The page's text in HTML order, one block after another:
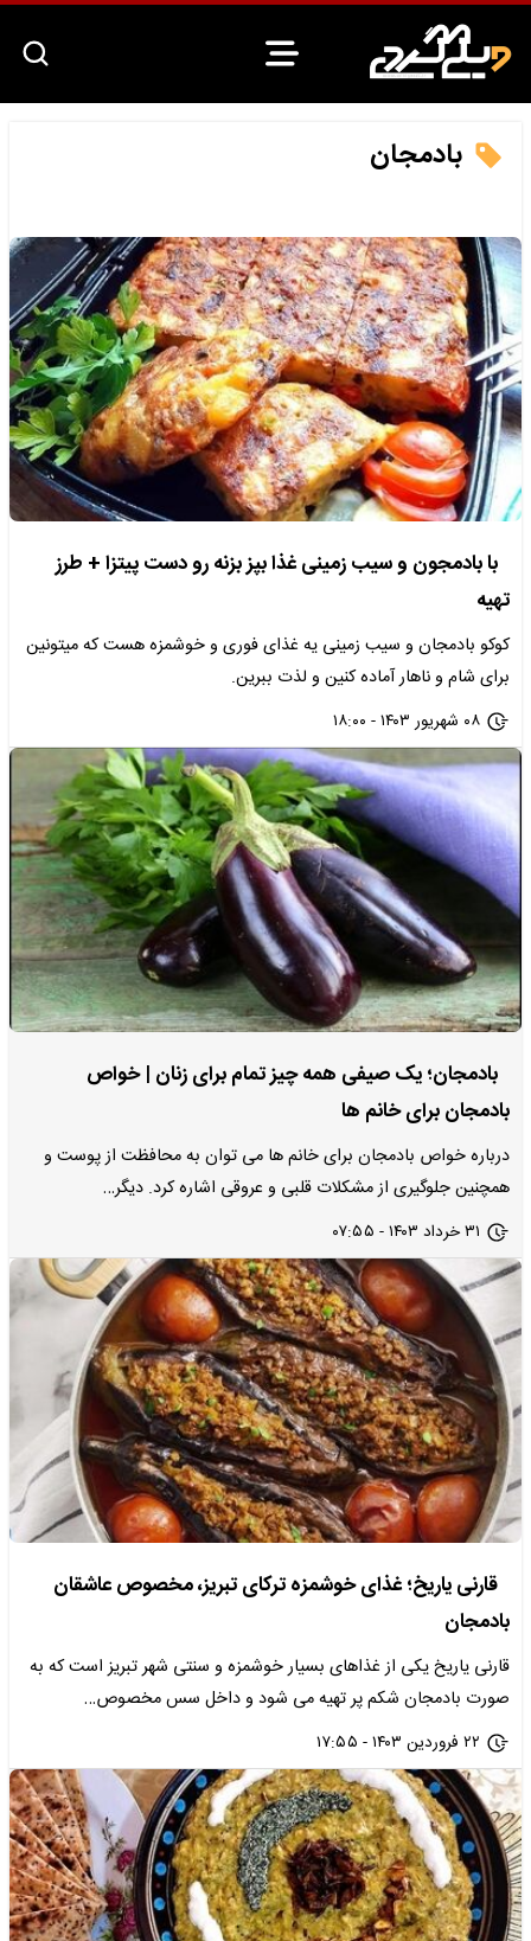
بادمجان
با بادمجون و سیب زمینی غذا بپز بزنه رو دست پیتزا + طرز
تهیه
کوکو بادمجان و سیب‌ زمینی یه غذای فوری و خوشمزه هست که میتونین
برای شام و ناهار آماده کنین و لذت ببرین.
۰۸ شهریور ۱۴۰۳ - ۱۸:۰۰
بادمجان؛ یک صیفی همه چیز تمام برای زنان | خواص
بادمجان برای خانم ها
درباره خواص بادمجان برای خانم ها می توان به محافظت از پوست و
همچنین جلوگیری از مشکلات قلبی و عروقی اشاره کرد. دیگر…
۳۱ خرداد ۱۴۰۳ - ۰۷:۵۵
قارنی یاریخ؛ غذای خوشمزه ترکای تبریز، مخصوص عاشقان
بادمجان
قارنی یاریخ یکی از غذاهای بسیار خوشمزه و سنتی شهر تبریز است که به
صورت بادمجان شکم‌ پر تهیه می‌ شود و داخل سس مخصوص…
۲۲ فروردین ۱۴۰۳ - ۱۷:۵۵